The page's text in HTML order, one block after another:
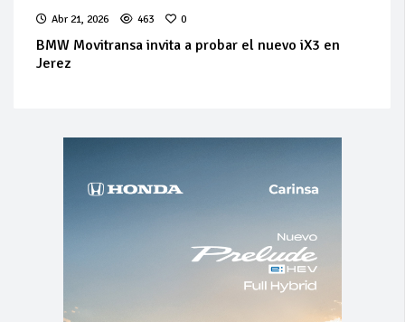
Abr 21, 2026 463 0
BMW Movitransa invita a probar el nuevo iX3 en
Jerez